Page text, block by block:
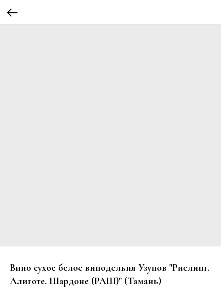
Вино сухое белое винодельня Узунов "Рислинг.
Алиготе. Шардоне (РАШ)" (Тамань)